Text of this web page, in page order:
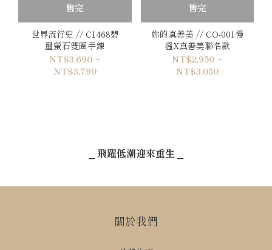
售完
世界流行史 // C1468碧
璽螢石雙圈手鍊
NT$3,690 ~
NT$3,790
售完
妳的真善美 // CO-001慢
溫X真善美聯名款
NT$2,950 ~
NT$3,050
⎯ 飛躍低潮迎來重生 ⎯
關於我們